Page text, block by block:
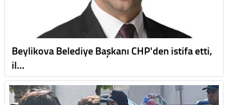
Beylikova Belediye Başkanı CHP'den istifa etti,
il…